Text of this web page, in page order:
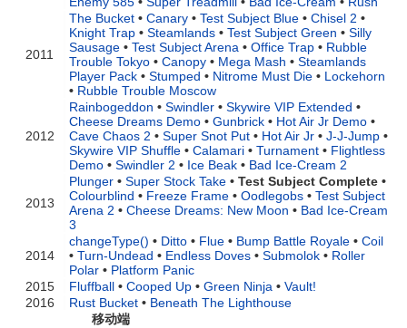
2011
The Bucket • Canary • Test Subject Blue • Chisel 2 •
Knight Trap • Steamlands • Test Subject Green • Silly
Sausage • Test Subject Arena • Office Trap • Rubble
Trouble Tokyo • Canopy • Mega Mash • Steamlands
Player Pack • Stumped • Nitrome Must Die • Lockehorn
• Rubble Trouble Moscow
2012
Rainbogeddon • Swindler • Skywire VIP Extended •
Cheese Dreams Demo • Gunbrick • Hot Air Jr Demo •
Cave Chaos 2 • Super Snot Put • Hot Air Jr • J-J-Jump •
Skywire VIP Shuffle • Calamari • Turnament • Flightless
Demo • Swindler 2 • Ice Beak • Bad Ice-Cream 2
2013
Plunger • Super Stock Take • Test Subject Complete •
Colourblind • Freeze Frame • Oodlegobs • Test Subject
Arena 2 • Cheese Dreams: New Moon • Bad Ice-Cream
3
2014
changeType() • Ditto • Flue • Bump Battle Royale • Coil
• Turn-Undead • Endless Doves • Submolok • Roller
Polar • Platform Panic
2015
Fluffball • Cooped Up • Green Ninja • Vault!
2016
Rust Bucket • Beneath The Lighthouse
移动端